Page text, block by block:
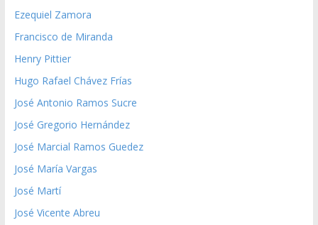
Ezequiel Zamora
Francisco de Miranda
Henry Pittier
Hugo Rafael Chávez Frías
José Antonio Ramos Sucre
José Gregorio Hernández
José Marcial Ramos Guedez
José María Vargas
José Martí
José Vicente Abreu